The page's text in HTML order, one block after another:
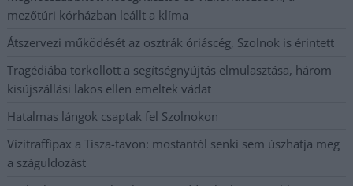
mezőtúri kórházban leállt a klíma
Átszervezi működését az osztrák óriáscég, Szolnok is érintett
Tragédiába torkollott a segítségnyújtás elmulasztása, három
kisújszállási lakos ellen emeltek vádat
Hatalmas lángok csaptak fel Szolnokon
Vízitraffipax a Tisza-tavon: mostantól senki sem úszhatja meg
a száguldozást